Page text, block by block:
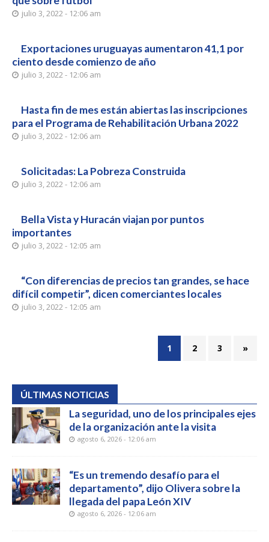
julio 3, 2022 - 12:06 am
Exportaciones uruguayas aumentaron 41,1 por
ciento desde comienzo de año
julio 3, 2022 - 12:06 am
Hasta fin de mes están abiertas las inscripciones
para el Programa de Rehabilitación Urbana 2022
julio 3, 2022 - 12:06 am
Solicitadas: La Pobreza Construida
julio 3, 2022 - 12:06 am
Bella Vista y Huracán viajan por puntos
importantes
julio 3, 2022 - 12:05 am
“Con diferencias de precios tan grandes, se hace
difícil competir”, dicen comerciantes locales
julio 3, 2022 - 12:05 am
1 2 3 »
ÚLTIMAS NOTICIAS
La seguridad, uno de los principales ejes
de la organización ante la visita
agosto 6, 2026 - 12:06 am
“Es un tremendo desafío para el
departamento”, dijo Olivera sobre la
llegada del papa León XIV
agosto 6, 2026 - 12:06 am